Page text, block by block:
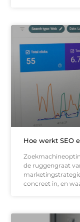
Hoe werkt SEO
de ruggengraat
concreet in, en